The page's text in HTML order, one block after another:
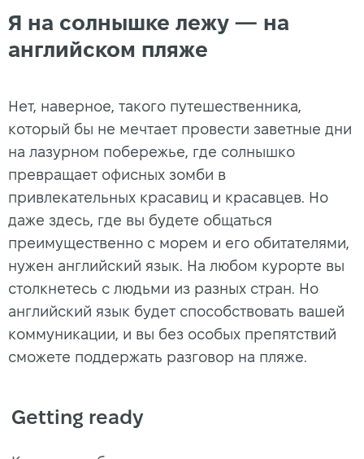
Я на солнышке лежу — на
английском пляже
Нет, наверное, такого путешественника,
который бы не мечтает провести заветные дни
на лазурном побережье, где солнышко
превращает офисных зомби в
привлекательных красавиц и красавцев. Но
даже здесь, где вы будете общаться
преимущественно с морем и его обитателями,
нужен английский язык. На любом курорте вы
столкнетесь с людьми из разных стран. Но
английский язык будет способствовать вашей
коммуникации, и вы без особых препятствий
сможете поддержать разговор на пляже.
Getting ready